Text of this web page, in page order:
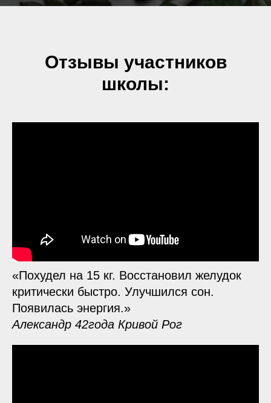
Отзывы участников
школы:
«Похудел на 15 кг. Восстановил желудок
критически быстро. Улучшился сон.
Появилась энергия.»
Александр 42года Кривой Рог